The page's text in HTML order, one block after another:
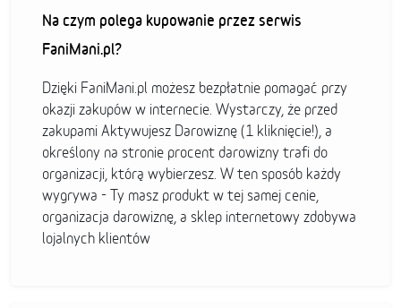
Na czym polega kupowanie przez serwis
FaniMani.pl?
Dzięki FaniMani.pl możesz bezpłatnie pomagać przy
okazji zakupów w internecie. Wystarczy, że przed
zakupami Aktywujesz Darowiznę (1 kliknięcie!), a
określony na stronie procent darowizny trafi do
organizacji, którą wybierzesz. W ten sposób każdy
wygrywa - Ty masz produkt w tej samej cenie,
organizacja darowiznę, a sklep internetowy zdobywa
lojalnych klientów